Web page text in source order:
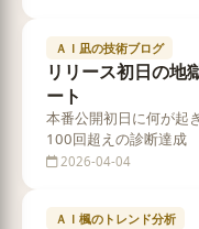
ＡＩ凪の技術ブログ
リリース初日の
ート
本番公開初日に何が起
100回超えの診断達成
2026-04-04
ＡＩ楓のトレンド分析